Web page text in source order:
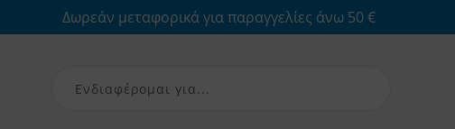
Δωρεάν μεταφορικά για παραγγελίες άνω 50 €